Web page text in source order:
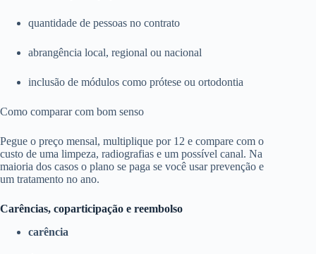
quantidade de pessoas no contrato
abrangência local, regional ou nacional
inclusão de módulos como prótese ou ortodontia
Como comparar com bom senso
Pegue o preço mensal, multiplique por 12 e compare com o
custo de uma limpeza, radiografias e um possível canal. Na
maioria dos casos o plano se paga se você usar prevenção e
um tratamento no ano.
Carências, coparticipação e reembolso
carência